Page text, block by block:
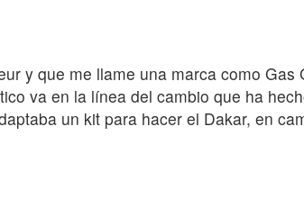
y que me llame una marca como
va en la línea del cambio que ha
un kit para hacer el Dakar, en